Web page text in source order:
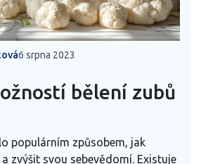
6 srpna 2023
bělení zubů
populárním způsobem, jak
zvýšit svou sebevědomí. Existuje